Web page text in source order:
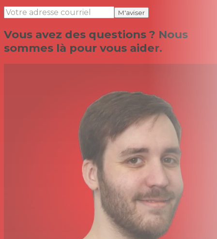
M'aviser
Vous avez des questions ? Nous
sommes là pour vous aider.